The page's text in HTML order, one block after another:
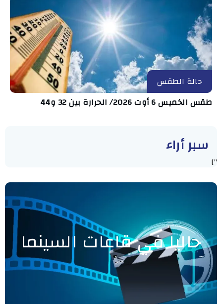
حالة الطقس
طقس الخميس 6 أوت 2026/ الحرارة بين 32 و44
سبر أراء
"]
حاليا في قاعات السينما